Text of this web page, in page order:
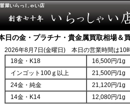
屋いらっしゃい店
日の金・プラチナ・貴金属買取相場＆
2026年8月7日(金曜日) 本日の営業時間は10
18金・K18
16,500円/1g
インゴット100ｇ以上
21,500円/1g
24金・純金
21,120円/1g
14金・K14
12,080円/1g